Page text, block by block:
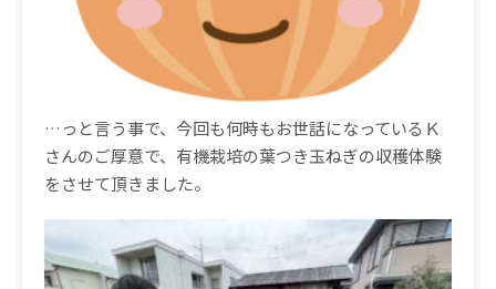
…っと言う事で、今回も何時もお世話になっているＫ
さんのご厚意で、有機栽培の葉つき玉ねぎの収穫体験
をさせて頂きました。